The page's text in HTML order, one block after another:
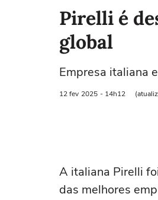
Pirelli é
global
Empresa italiana
12 fev 2025 - 14h12
A italiana Pirelli
das melhores